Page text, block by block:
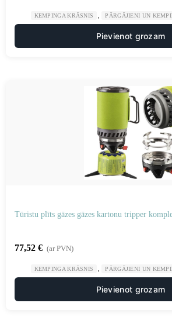
KEMPINGA KRĀSNIS PĀRGĀJIENI UN
Pievienot grozam
Tūristu plīts gāzes gāzes kartonu tripper
77,52 € (ar PVN)
KEMPINGA KRĀSNIS PĀRGĀJIENI UN
Pievienot grozam